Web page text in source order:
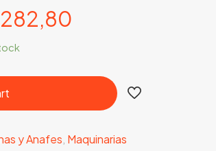
y Anafes Maquinarias